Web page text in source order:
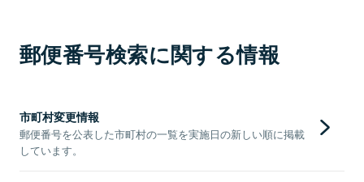
郵便番号検索に関する情報
市町村変更情報
郵便番号を公表した市町村の一覧を実施日の新しい順に掲載
しています。